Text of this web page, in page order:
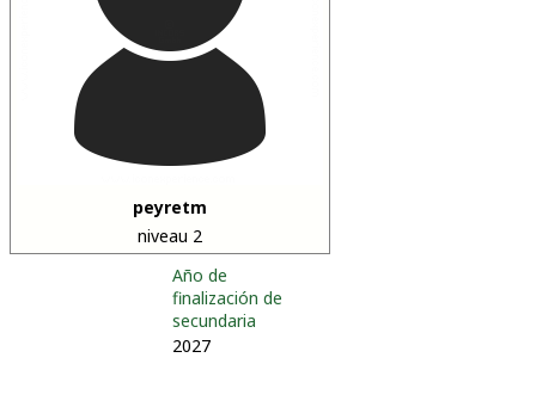
peyretm
niveau 2
Año de
finalización de
secundaria
2027